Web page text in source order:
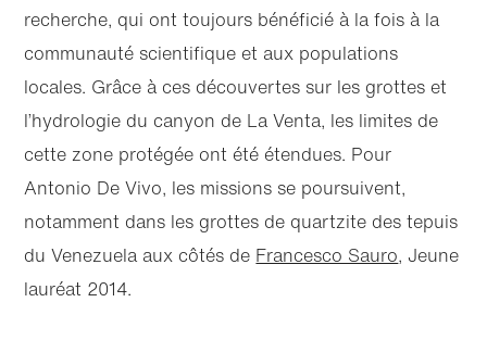
recherche, qui ont toujours bénéficié à la fois à la
communauté scientifique et aux populations
locales. Grâce à ces découvertes sur les grottes et
l’hydrologie du canyon de La Venta, les limites de
cette zone protégée ont été étendues. Pour
Antonio De Vivo, les missions se poursuivent,
notamment dans les grottes de quartzite des tepuis
du Venezuela aux côtés de Francesco Sauro, Jeune
lauréat 2014.